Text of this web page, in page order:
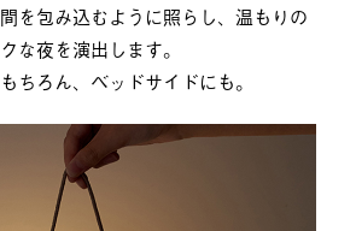
を包み込むように照らし、温もりの
な夜を演出します。
ちろん、ベッドサイドにも。